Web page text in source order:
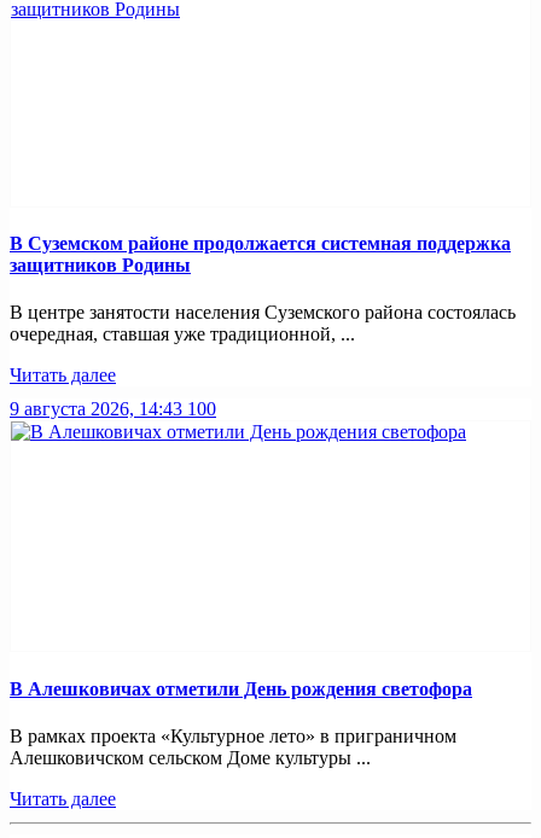
В Суземском районе продолжается системная поддержка
защитников Родины
В центре занятости населения Суземского района состоялась
очередная, ставшая уже традиционной, ...
Читать далее
9 августа 2026, 14:43 100
В Алешковичах отметили День рождения светофора
В рамках проекта «Культурное лето» в приграничном
Алешковичском сельском Доме культуры ...
Читать далее